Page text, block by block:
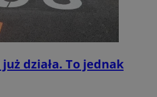
działa. To jednak